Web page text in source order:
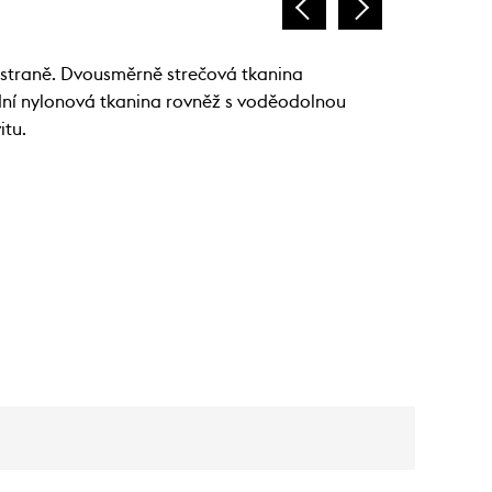
Dvousměrně strečová tkanina
nylonová tkanina rovněž s voděodolnou